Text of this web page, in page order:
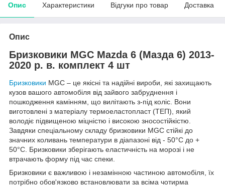
Опис Характеристики Відгуки про товар Доставка
Опис
Бризковики MGC Mazda 6 (Мазда 6) 2013-
2020 р. в. комплект 4 шт
Бризковики MGC – це якісні та надійні вироби, які захищають
кузов вашого автомобіля від зайвого забруднення і
пошкодження камінням, що вилітають з-під коліс. Вони
виготовлені з матеріалу термоеластопласт (ТЕП), який
володіє підвищеною міцністю і високою зносостійкістю.
Завдяки спеціальному складу бризковики MGC стійкі до
значних коливань температури в діапазоні від - 50°C до +
50°С. Бризковики зберігають еластичність на морозі і не
втрачають форму під час спеки.
Бризковики є важливою і незамінною частиною автомобіля, їх
потрібно обов'язково встановлювати за всіма чотирма